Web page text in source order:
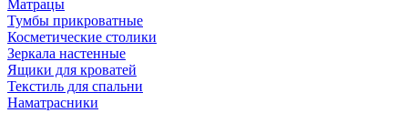
Матрацы
Тумбы прикроватные
Косметические столики
Зеркала настенные
Ящики для кроватей
Текстиль для спальни
Наматрасники